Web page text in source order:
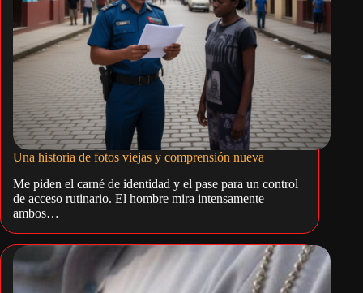
Una historia de fotos viejas y comprensión nueva
Me piden el carné de identidad y el pase para un control
de acceso rutinario. El hombre mira intensamente
ambos…